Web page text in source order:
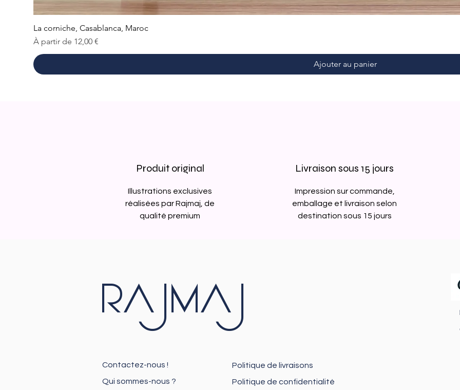
La corniche, Casablanca, Maroc
À partir de 12,00 €
Prix promotionnel
Ajouter au panier
Produit original
Illustrations exclusives
réalisées par Rajmaj, de
qualité premium
Livraison sous 15 jours
Impression sur commande,
emballage et livraison selon
destination sous 15 jours
RAJMAJ
Contactez-nous !
Qui sommes-nous ?
Politique de livraisons
Politique de confidentialité